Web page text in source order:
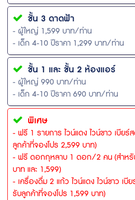
ชั้น 3 ดาดฟ้า
- ผู้ใหญ่ 1,599 บาท/ท่าน
- เด็ก 4-10 ปีราคา 1,299 บาท/ท่าน
ชั้น 1 และ ชั้น 2 ห้องแอร์
- ผู้ใหญ่ 990 บาท/ท่าน
- เด็ก 4-10 ปีราคา 690 บาท/ท่าน
พิเศษ
- ฟรี 1 รายการ ไวน์แดง ไวน์ขาว เบียร์
ลูกค้าที่จองโปร 2,599 บาท)
- ฟรี ดอกกุหลาบ 1 ดอก/2 คน (สำหรั
บาท และ 1,599)
- เครื่องดื่ม 2 แก้ว ไวน์แดง ไวน์ขาว เบี
รับลูกค้าที่จองโปร 1,599 บาท)